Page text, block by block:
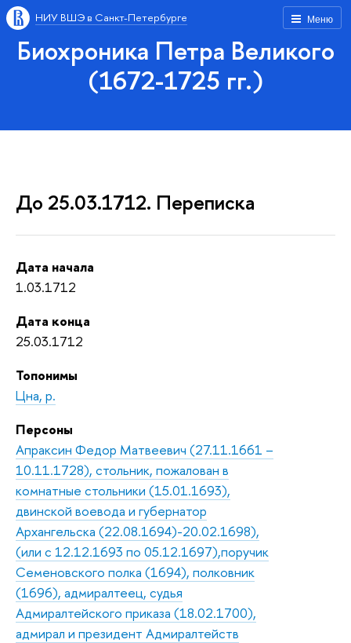
Меню
НИУ ВШЭ в Санкт-Петербурге
Биохроника Петра Великого
(1672-1725 гг.)
До 25.03.1712. Переписка
Дата начала
1.03.1712
Дата конца
25.03.1712
Топонимы
Цна, р.
Персоны
Апраксин Федор Матвеевич (27.11.1661 –
10.11.1728), стольник, пожалован в
комнатные стольники (15.01.1693),
двинской воевода и губернатор
Архангельска (22.08.1694)-20.02.1698),
(или с 12.12.1693 по 05.12.1697),поручик
Семеновского полка (1694), полковник
(1696), адмиралтеец, судья
Адмиралтейского приказа (18.02.1700),
адмирал и президент Адмиралтейств